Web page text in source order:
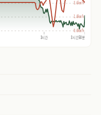
3시간 3시간50분
3.6km/h
1.8km/h
0.0km/h